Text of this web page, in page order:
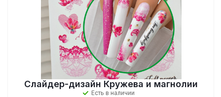
Слайдер-дизайн Кружева и магнолии
Есть в наличии